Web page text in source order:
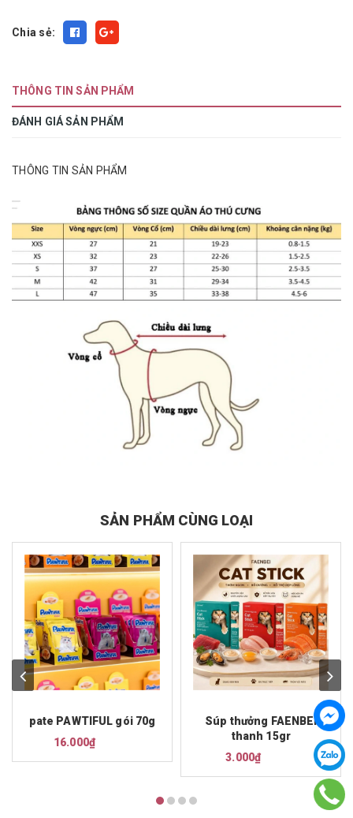
Chia sẻ:
THÔNG TIN SẢN PHẨM
ĐÁNH GIÁ SẢN PHẨM
THÔNG TIN SẢN PHẨM
SẢN PHẨM CÙNG LOẠI
pate PAWTIFUL gói 70g
16.000₫
Súp thưởng FAENBEI
thanh 15gr
3.000₫